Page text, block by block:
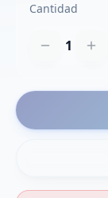
Cantidad
1